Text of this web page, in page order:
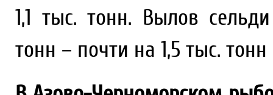
1,1 тыс. тонн. Вылов
тонн – почти на 1,5 тыс.